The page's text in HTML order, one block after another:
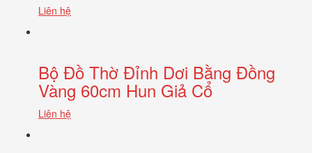
Liên hệ
Bộ Đồ Thờ Đỉnh Dơi Bằng Đồng
Vàng 60cm Hun Giả Cổ
Liên hệ